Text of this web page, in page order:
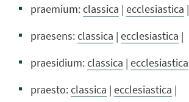
praemium:classica | ecclesiastica |
praesens:classica | ecclesiastica |
praesidium:classica | ecclesiastica
praesto:classica | ecclesiastica |